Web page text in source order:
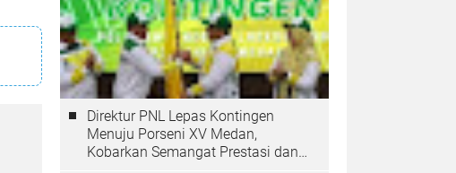
Direktur PNL Lepas Kontingen
Menuju Porseni XV Medan,
Kobarkan Semangat Prestasi dan